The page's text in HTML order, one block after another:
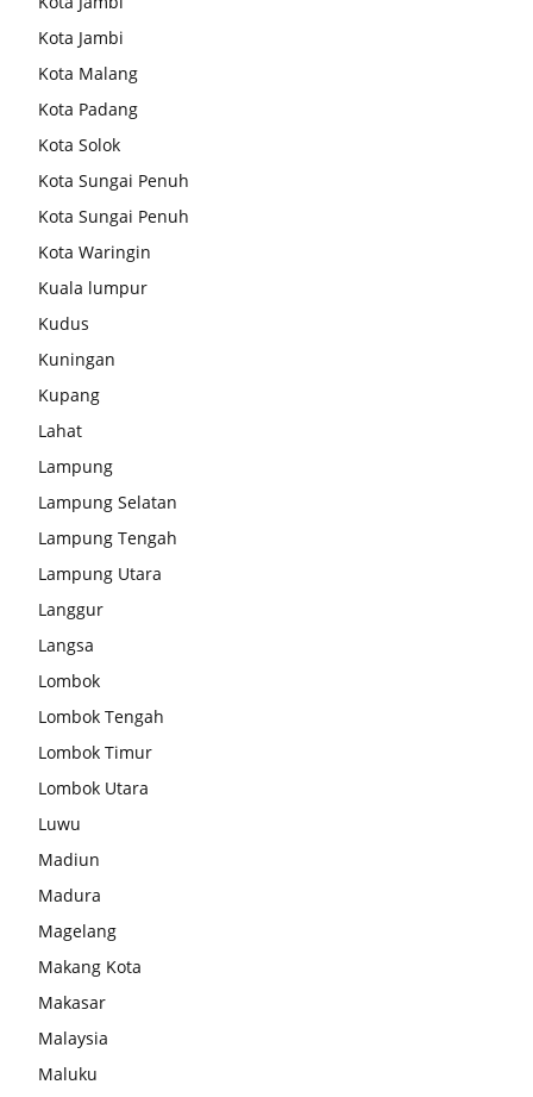
Kota Jambi
Kota Malang
Kota Padang
Kota Solok
Kota Sungai Penuh
Kota Sungai Penuh
Kota Waringin
Kuala lumpur
Kudus
Kuningan
Kupang
Lahat
Lampung
Lampung Selatan
Lampung Tengah
Lampung Utara
Langgur
Langsa
Lombok
Lombok Tengah
Lombok Timur
Lombok Utara
Luwu
Madiun
Madura
Magelang
Makang Kota
Makasar
Malaysia
Maluku